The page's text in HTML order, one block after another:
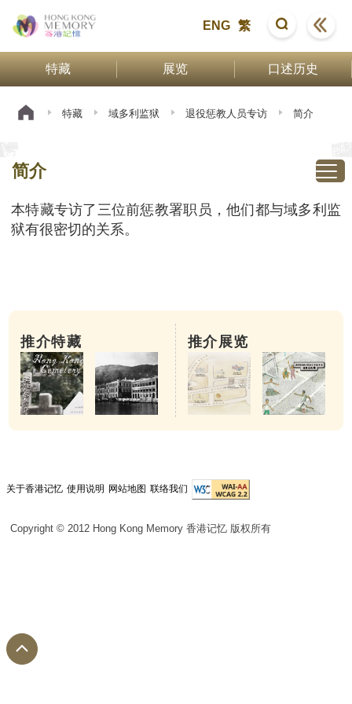
ENG 繁
特藏 展览 口述历史
特藏 域多利监狱 退役惩教人员专访 简介
简介
本特藏专访了三位前惩教署职员，他们都与域多利监
狱有很密切的关系。
推介特藏 推介展览
关于香港记忆 使用说明 网站地图 联络我们
Copyright © 2012 Hong Kong Memory 香港记忆 版权所有